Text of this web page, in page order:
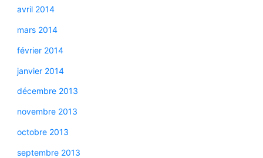
avril 2014
mars 2014
février 2014
janvier 2014
décembre 2013
novembre 2013
octobre 2013
septembre 2013